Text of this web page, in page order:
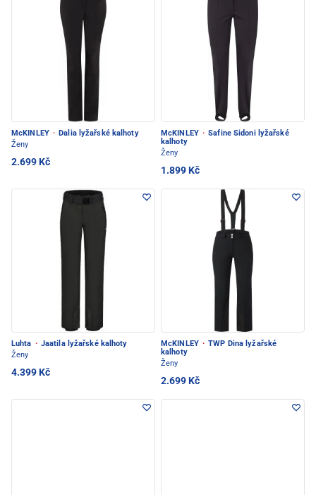
McKINLEY · Dalia lyžařské kalhoty
Ženy
2.699 Kč
McKINLEY · Safine Sidoni lyžařské
kalhoty
Ženy
1.899 Kč
Luhta · Jaatila lyžařské kalhoty
Ženy
4.399 Kč
McKINLEY · TWP Dina lyžařské
kalhoty
Ženy
2.699 Kč